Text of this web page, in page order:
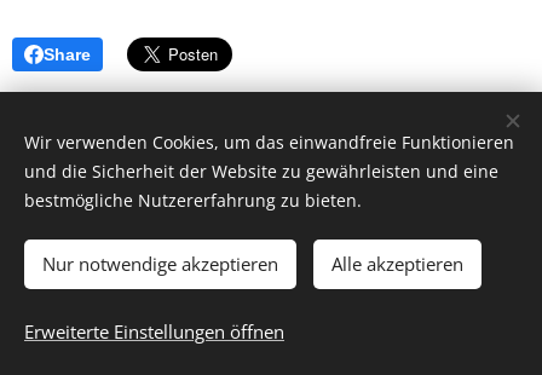
Share
Unterstützt vonWebnode
Wir verwenden Cookies, um das einwandfreie Funktionieren
und die Sicherheit der Website zu gewährleisten und eine
bestmögliche Nutzererfahrung zu bieten.
Nur notwendige akzeptieren Alle akzeptieren
Erweiterte Einstellungen öffnen